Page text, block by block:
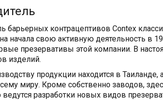
барьерных контрацептивов Contex
начала свою активную деятельность в
презервативы этой компании. В
изделий.
продукции находится в Таиланде,
миру. Кроме собственно заводов,
ведутся разработки новых видов